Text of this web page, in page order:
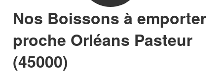
Nos Boissons à emporter
proche Orléans Pasteur
(45000)